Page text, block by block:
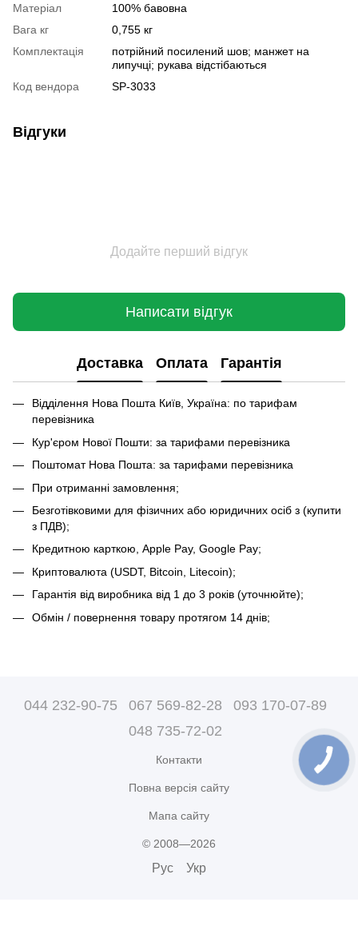
Матеріал
100% бавовна
Вага кг
0,755 кг
Комплектація
потрійний посилений шов; манжет на
липучці; рукава відстібаються
Код вендора
SP-3033
Відгуки
Додайте перший відгук
Написати відгук
Доставка Оплата Гарантія
Відділення Нова Пошта Київ, Україна: по тарифам
перевізника
Кур'єром Нової Пошти: за тарифами перевізника
Поштомат Нова Пошта: за тарифами перевізника
При отриманні замовлення;
Безготівковими для фізичних або юридичних осіб з (купити
з ПДВ);
Кредитною карткою, Apple Pay, Google Pay;
Криптовалюта (USDT, Bitcoin, Litecoin);
Гарантія від виробника від 1 до 3 років (уточнюйте);
Обмін / повернення товару протягом 14 днів;
044 232-90-75 067 569-82-28
093 170-07-89
048 735-72-02
Контакти
Повна версія сайту
Мапа сайту
© 2008—2026
Рус Укр